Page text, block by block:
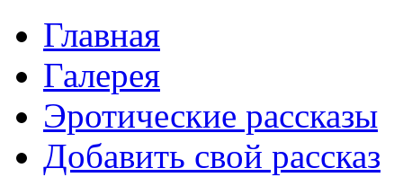
Главная
Галерея
Эротические рассказы
Добавить свой рассказ